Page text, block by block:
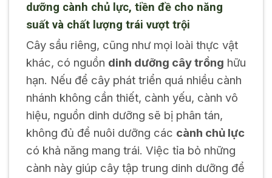
dưỡng cành chủ lực, tiền đề cho năng
suất và chất lượng trái vượt trội
Cây sầu riêng, cũng như mọi loài thực vật
khác, có nguồn dinh dưỡng cây trồng hữu
hạn. Nếu để cây phát triển quá nhiều cành
nhánh không cần thiết, cành yếu, cành vô
hiệu, nguồn dinh dưỡng sẽ bị phân tán,
không đủ để nuôi dưỡng các cành chủ lực
có khả năng mang trái. Việc tỉa bỏ những
cành này giúp cây tập trung dinh dưỡng để